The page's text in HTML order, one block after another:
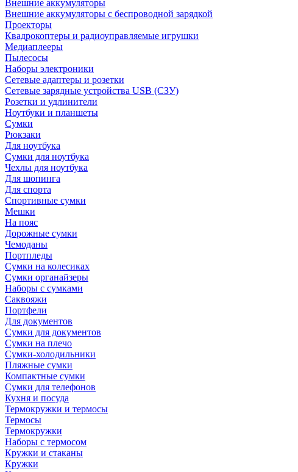
Внешние аккумуляторы
Внешние аккумуляторы с беспроводной зарядкой
Проекторы
Квадрокоптеры и радиоуправляемые игрушки
Медиаплееры
Пылесосы
Наборы электроники
Сетевые адаптеры и розетки
Сетевые зарядные устройства USB (СЗУ)
Розетки и удлинители
Ноутбуки и планшеты
Сумки
Рюкзаки
Для ноутбука
Сумки для ноутбука
Чехлы для ноутбука
Для шопинга
Для спорта
Спортивные сумки
Мешки
На пояс
Дорожные сумки
Чемоданы
Портпледы
Сумки на колесиках
Сумки органайзеры
Наборы с сумками
Саквояжи
Портфели
Для документов
Сумки для документов
Сумки на плечо
Сумки-холодильники
Пляжные сумки
Компактные сумки
Сумки для телефонов
Кухня и посуда
Термокружки и термосы
Термосы
Термокружки
Наборы с термосом
Кружки и стаканы
Кружки